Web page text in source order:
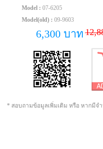
Model : 07-6205
Model(old) : 09-9603
6,300 บาท
* สอบถามข้อมูลเพิ่มเติม หรือ หากมีจ